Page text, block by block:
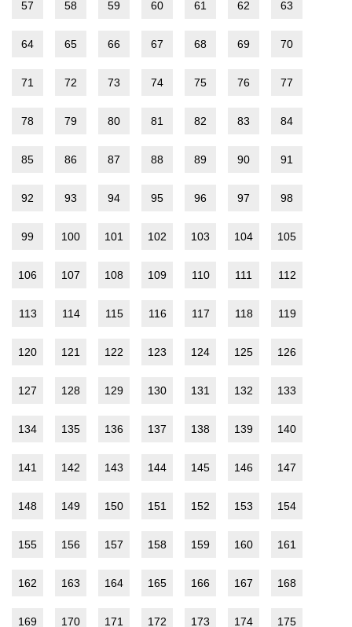
57 58 59 60 61 62 63
64 65 66 67 68 69 70
71 72 73 74 75 76 77
78 79 80 81 82 83 84
85 86 87 88 89 90 91
92 93 94 95 96 97 98
99 100 101 102 103 104 105
106 107 108 109 110 111 112
113 114 115 116 117 118 119
120 121 122 123 124 125 126
127 128 129 130 131 132 133
134 135 136 137 138 139 140
141 142 143 144 145 146 147
148 149 150 151 152 153 154
155 156 157 158 159 160 161
162 163 164 165 166 167 168
169 170 171 172 173 174 175